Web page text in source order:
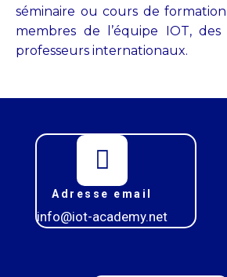
séminaire ou cours de
membres de l’équipe IOT,
professeurs internationaux.
Adresse email
info@iot-academy.net